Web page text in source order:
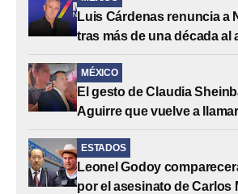
Luis Cárdenas renuncia a
tras más de una década al
MÉXICO
El gesto de Claudia
Aguirre que vuelve a
ESTADOS
Leonel Godoy
por el asesinato de Carlos